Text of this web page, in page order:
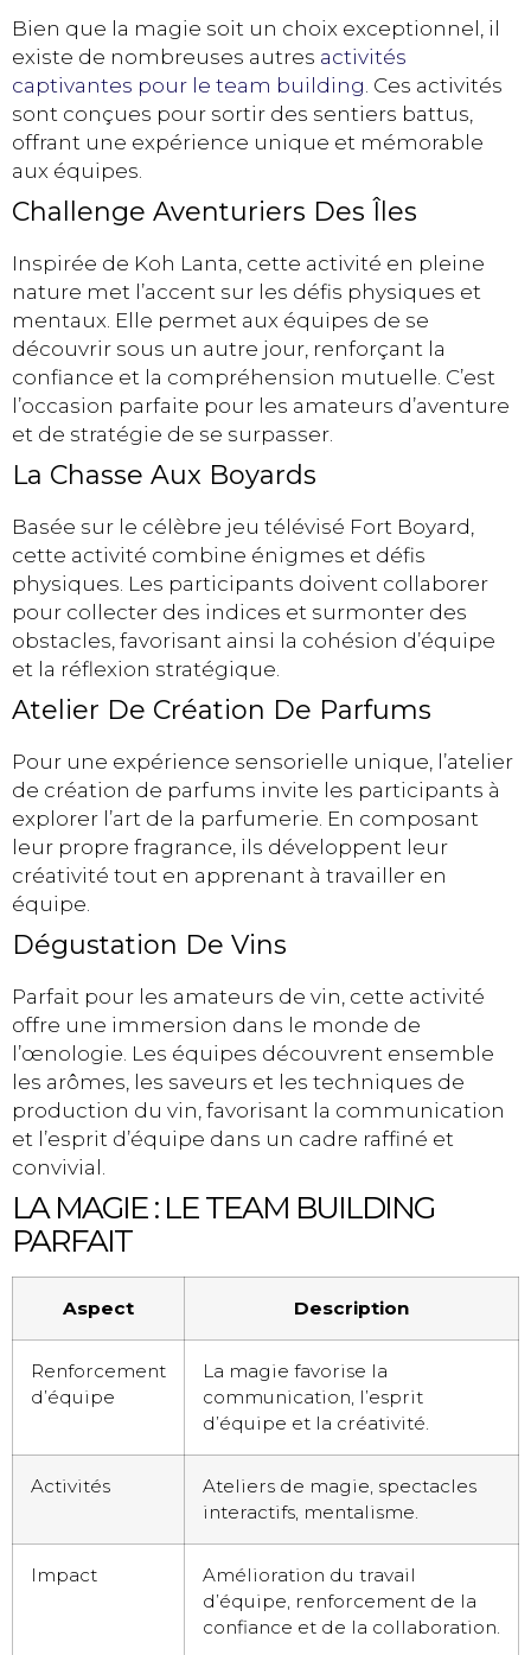
Bien que la magie soit un choix exceptionnel, il
existe de nombreuses autres activités
captivantes pour le team building. Ces activités
sont conçues pour sortir des sentiers battus,
offrant une expérience unique et mémorable
aux équipes.
Challenge Aventuriers Des Îles
Inspirée de Koh Lanta, cette activité en pleine
nature met l’accent sur les défis physiques et
mentaux. Elle permet aux équipes de se
découvrir sous un autre jour, renforçant la
confiance et la compréhension mutuelle. C’est
l’occasion parfaite pour les amateurs d’aventure
et de stratégie de se surpasser.
La Chasse Aux Boyards
Basée sur le célèbre jeu télévisé Fort Boyard,
cette activité combine énigmes et défis
physiques. Les participants doivent collaborer
pour collecter des indices et surmonter des
obstacles, favorisant ainsi la cohésion d’équipe
et la réflexion stratégique.
Atelier De Création De Parfums
Pour une expérience sensorielle unique, l’atelier
de création de parfums invite les participants à
explorer l’art de la parfumerie. En composant
leur propre fragrance, ils développent leur
créativité tout en apprenant à travailler en
équipe.
Dégustation De Vins
Parfait pour les amateurs de vin, cette activité
offre une immersion dans le monde de
l’œnologie. Les équipes découvrent ensemble
les arômes, les saveurs et les techniques de
production du vin, favorisant la communication
et l’esprit d’équipe dans un cadre raffiné et
convivial.
LA MAGIE : LE TEAM BUILDING
PARFAIT
Aspect Description
Renforcement
d’équipe
La magie favorise la
communication, l’esprit
d’équipe et la créativité.
Activités
Ateliers de magie, spectacles
interactifs, mentalisme.
Impact
Amélioration du travail
d’équipe, renforcement de la
confiance et de la collaboration.